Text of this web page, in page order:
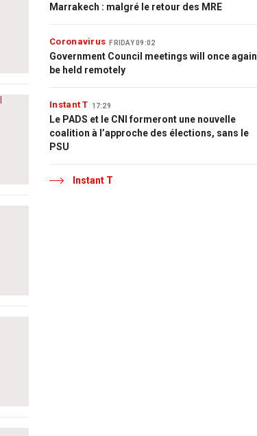
Marrakech : malgré le retour des MRE
Coronavirus FRIDAY 09:02
Government Council meetings will once again
be held remotely
Instant T 17:29
Le PADS et le CNI formeront une nouvelle
coalition à l’approche des élections, sans le
PSU
Instant T